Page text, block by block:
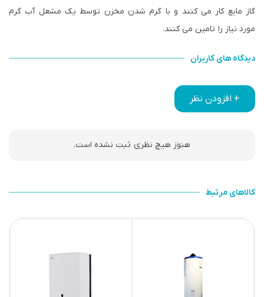
گاز مایع کار می کنند و با گرم شدن مخزن توسط یک مشعل آب گرم
مورد نیاز را تامین می کنند.
دیدگاه های کاربران
+ افزودن نظر
هنوز هیچ نظری ثبت نشده است.
کالاهای مرتبط